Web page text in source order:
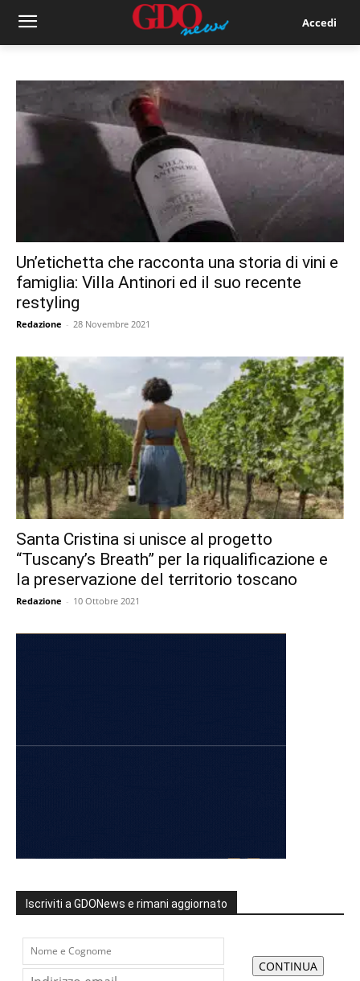
Accedi
Un’etichetta che racconta una storia di vini e
famiglia: Villa Antinori ed il suo recente
restyling
Redazione - 28 Novembre 2021
Santa Cristina si unisce al progetto
“Tuscany’s Breath” per la riqualificazione e
la preservazione del territorio toscano
Redazione - 10 Ottobre 2021
Iscriviti a GDONews e rimani aggiornato